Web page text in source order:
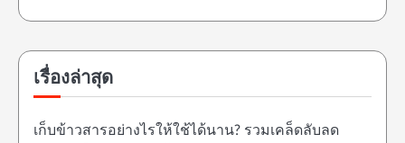
เรื่องล่าสุด
เก็บข้าวสารอย่างไรให้ใช้ได้นาน? รวมเคล็ดลับลด